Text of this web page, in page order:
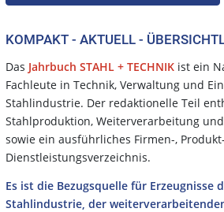
KOMPAKT - AKTUELL -
Das Jahrbuch STAHL + TECHNIK ist ein
Fachleute in Technik, Verwaltung und
Stahlindustrie. Der redaktionelle Teil
Stahlproduktion, Weiterverarbeitung
sowie ein ausführliches Firmen-,
Dienstleistungsverzeichnis.
Es ist die Bezugsquelle für Erzeugnisse
Stahlindustrie, der